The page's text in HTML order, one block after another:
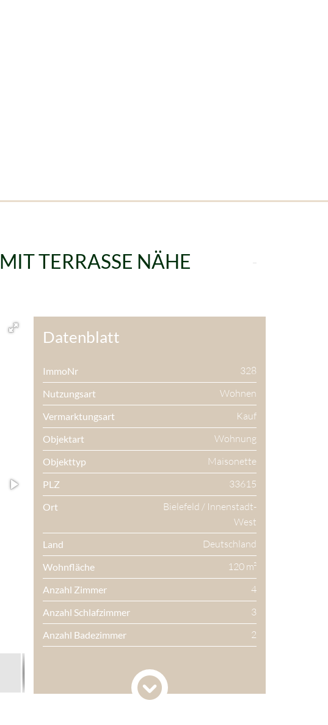
TERRASSE NÄHE
Datenblatt
ImmoNr 328
Nutzungsart Wohnen
Vermarktungsart Kauf
Objektart Wohnung
Objekttyp Maisonette
PLZ 33615
Ort
Bielefeld / Innenstadt-
West
Land Deutschland
Wohnfläche 120 m²
Anzahl Zimmer 4
Anzahl Schlafzimmer 3
Anzahl Badezimmer 2